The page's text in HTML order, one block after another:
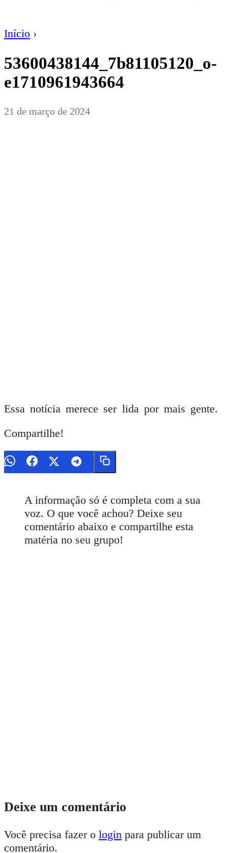
Início ›
53600438144_7b81105120_o-
e1710961943664
21 de março de 2024
Essa notícia merece ser lida por mais gente.
Compartilhe!
A informação só é completa com a sua
voz. O que você achou? Deixe seu
comentário abaixo e compartilhe esta
matéria no seu grupo!
Deixe um comentário
Você precisa fazer o login para publicar um
comentário.